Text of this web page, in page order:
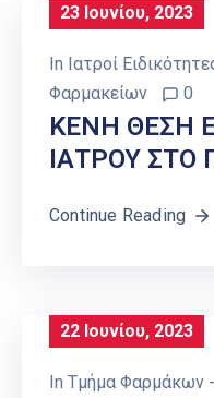
23 Ιουνίου, 2023
In Ιατροί
Φαρμακείων
0
ΚΕΝΗ ΘΕΣΗ
ΙΑΤΡΟΥ ΣΤΟ
Continue Reading
22 Ιουνίου, 2023
In Τμήμα Φαρμάκων